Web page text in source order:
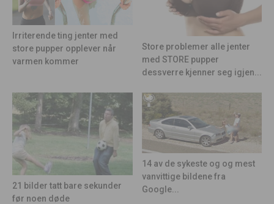
Irriterende ting jenter med
store pupper opplever når
varmen kommer
Store problemer alle jenter
med STORE pupper
dessverre kjenner seg igjen...
21 bilder tatt bare sekunder
før noen døde
14 av de sykeste og og mest
vanvittige bildene fra
Google...